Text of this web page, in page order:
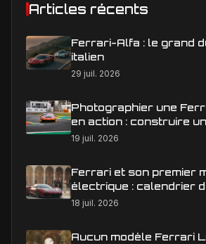
Articles récents
Ferrari-Alfa : le grand
italien
29 juil. 2026
Photographier une
en action : construire
éditoriale qui raconte la
19 juil. 2026
Ferrari et son premier
électrique : calendrier
en Europe
18 juil. 2026
Aucun modèle Ferrari